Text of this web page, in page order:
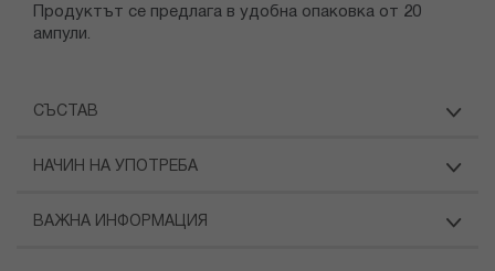
Продуктът се предлага в удобна опаковка от 20
ампули.
СЪСТАВ
НАЧИН НА УПОТРЕБА
ВАЖНА ИНФОРМАЦИЯ